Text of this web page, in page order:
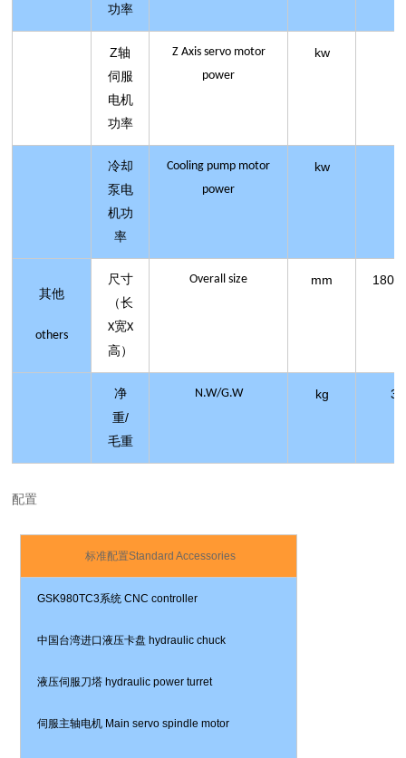
功率
Z轴
伺服
电机
功率
Z Axis servo motor
power
kw
冷却
泵电
机功
率
Cooling pump motor
power
kw
其他
others
尺寸
（长
X宽X
高 ）
Overall size mm 1800
净
重/
毛重
N.W/G.W kg
配置
标准配置Standard Accessories
GSK980TC3系统 CNC controller
中国台湾进口液压卡盘 hydraulic chuck
液压伺服刀塔hydraulic power turret
伺服主轴电机 Main servo spindle motor